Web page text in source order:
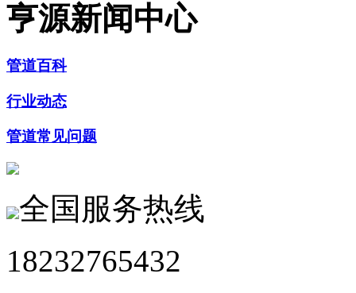
亨源新闻中心
管道百科
行业动态
管道常见问题
全国服务热线
18232765432